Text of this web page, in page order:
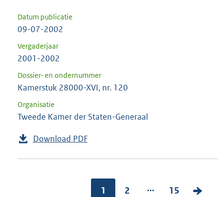
Datum publicatie
09-07-2002
Vergaderjaar
2001-2002
Dossier- en ondernummer
Kamerstuk 28000-XVI, nr. 120
Organisatie
Tweede Kamer der Staten-Generaal
Download PDF
1 2 ... 15
V